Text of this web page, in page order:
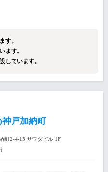
す。
ます。
しています。
神戸加納町
町2-4-15 サワダビル 1F